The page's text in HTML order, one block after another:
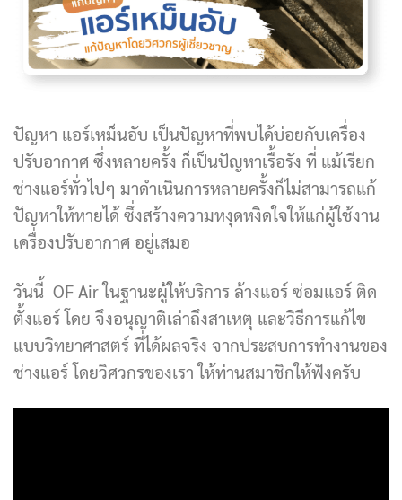
ปัญหา แอร์เหม็นอับ เป็นปัญหาที่พบได้บ่อยกับเครื่อง
ปรับอากาศ ซึ่งหลายครั้ง ก็เป็นปัญหาเรื้อรัง ที่ แม้เรียก
ช่างแอร์ทั่วไปๆ มาดำเนินการหลายครั้งก็ไม่สามารถแก้
ปัญหาให้หายได้ ซึ่งสร้างความหงุดหงิดใจให้แก่ผู้ใช้งาน
เครื่องปรับอากาศ อยู่เสมอ
วันนี้ OF Air ในฐานะผู้ให้บริการ ล้างแอร์ ซ่อมแอร์ ติด
ตั้งแอร์ โดย จึงอนุญาติเล่าถึงสาเหตุ และวิธีการแก้ไข
แบบวิทยาศาสตร์ ที่ได้ผลจริง จากประสบการทำงานของ
ช่างแอร์ โดยวิศวกรของเรา ให้ท่านสมาชิกให้ฟังครับ